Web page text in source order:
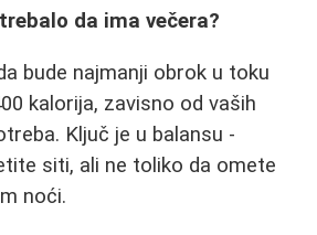
da ima večera?
bude najmanji obrok u toku
kalorija, zavisno od vaših
Ključ je u balansu -
siti, ali ne toliko da omete
noći.